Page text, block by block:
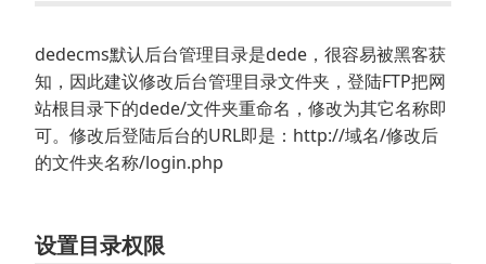
dedecms默认后台管理目录是dede，很容易被黑客获
知，因此建议修改后台管理目录文件夹，登陆FTP把网
站根目录下的dede/文件夹重命名，修改为其它名称即
可。修改后登陆后台的URL即是：http://域名/修改后
的文件夹名称/login.php
设置目录权限